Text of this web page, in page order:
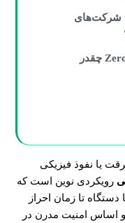
شرکت‌های
هزینه اجرای مدل Zero Trust چقدر
یا نفوذ فیزیکی
رویکردی نوین است که
تا زمان احراز
اساس امنیت مدرن در